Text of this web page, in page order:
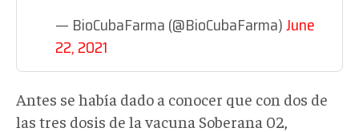
— BioCubaFarma (@BioCubaFarma)June
22, 2021
Antes se había dado a conocer que con dos de
las tres dosis de la vacuna Soberana 02,